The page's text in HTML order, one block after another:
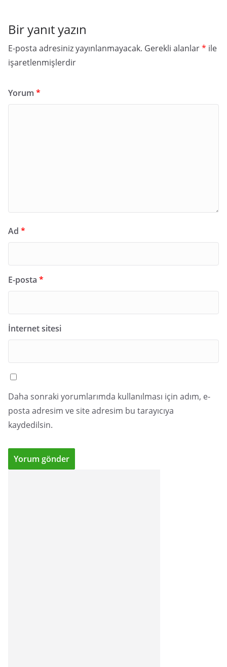
Bir yanıt yazın
E-posta adresiniz yayınlanmayacak. Gerekli alanlar* ile
işaretlenmişlerdir
Yorum *
Ad *
E-posta *
İnternet sitesi
Daha sonraki yorumlarımda kullanılması için adım, e-
posta adresim ve site adresim bu tarayıcıya
kaydedilsin.